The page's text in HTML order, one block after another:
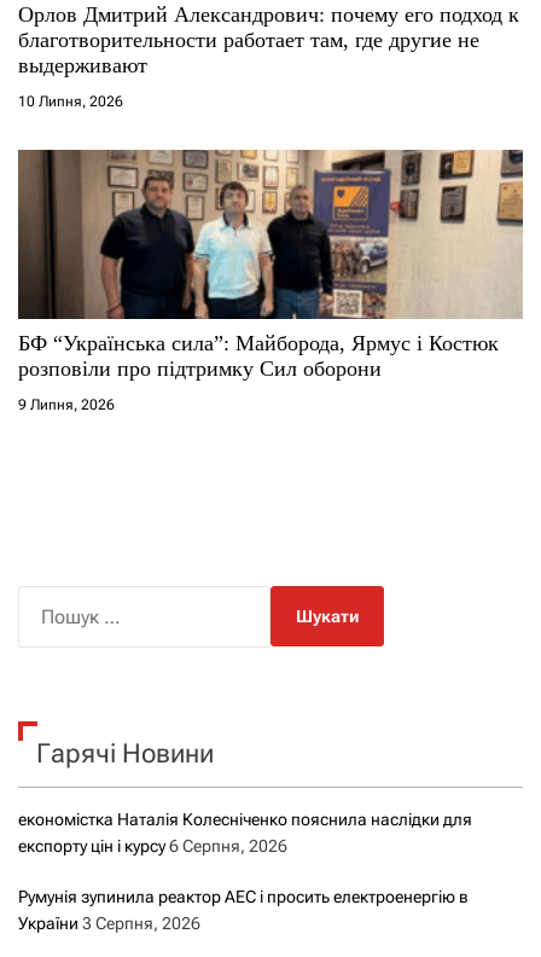
Орлов Дмитрий Александрович: почему его подход к
благотворительности работает там, где другие не
выдерживают
10 Липня, 2026
БФ “Українська сила”: Майборода, Ярмус і Костюк
розповіли про підтримку Сил оборони
9 Липня, 2026
к
Гарячі Новини
економістка Наталія Колесніченко пояснила наслідки для
експорту цін і курсу6 Серпня, 2026
Румунія зупинила реактор АЕС і просить електроенергію в
України 3 Серпня, 2026